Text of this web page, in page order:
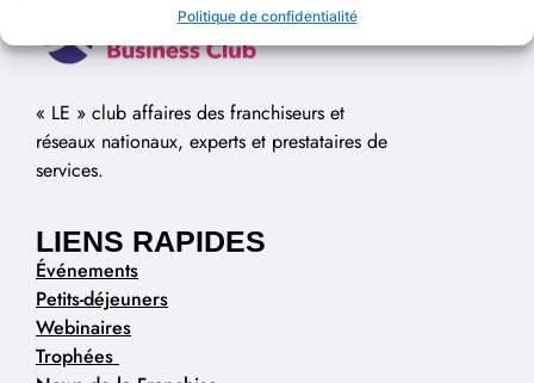
Politique de confidentialité
« LE » club affaires des franchiseurs et
réseaux nationaux, experts et prestataires de
services.
LIENS RAPIDES
Événements
Petits-déjeuners
Webinaires
Trophées